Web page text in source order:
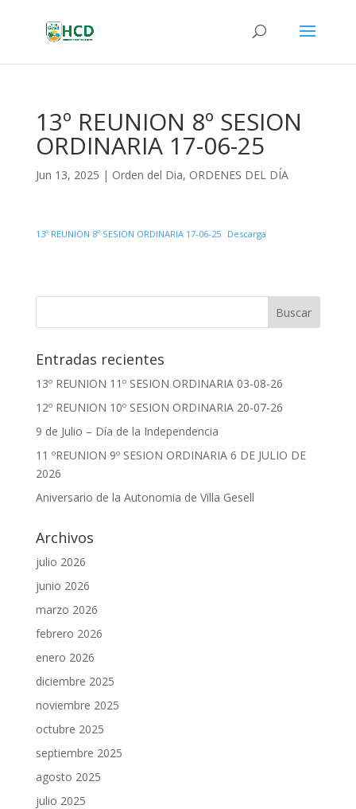
13º REUNION 8º SESION
ORDINARIA 17-06-25
Jun 13, 2025 | Orden del Dia, ORDENES DEL DÍA
13º REUNION 8º SESION ORDINARIA 17-06-25 Descarga
Entradas recientes
13º REUNION 11º SESION ORDINARIA 03-08-26
12º REUNION 10º SESION ORDINARIA 20-07-26
9 de Julio – Día de la Independencia
11 ºREUNION 9º SESION ORDINARIA 6 DE JULIO DE
2026
Aniversario de la Autonomia de Villa Gesell
Archivos
julio 2026
junio 2026
marzo 2026
febrero 2026
enero 2026
diciembre 2025
noviembre 2025
octubre 2025
septiembre 2025
agosto 2025
julio 2025